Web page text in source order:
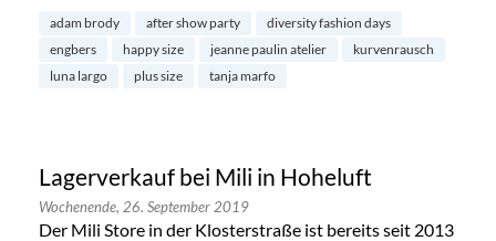
adam brody after show party
diversity fashion days
engbers
happy size jeanne paulin atelier
kurvenrausch
luna largo
plus size tanja marfo
Lagerverkauf bei Mili in Hoheluft
Wochenende, 26. September 2019
Der Mili Store in der Klosterstraße ist bereits seit 2013